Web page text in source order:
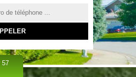
57